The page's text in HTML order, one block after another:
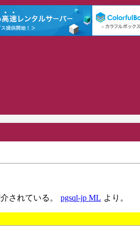
されている。 pgsql-jp ML より。